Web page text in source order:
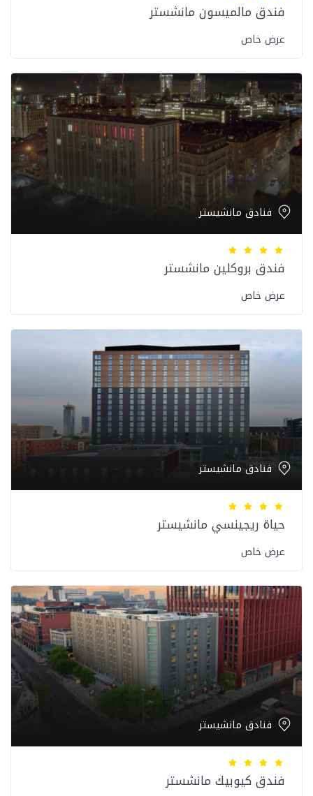
فندق مالميسون مانشستر
عرض خاص
فنادق مانشيستر
فندق بروكلين مانشستر
عرض خاص
فنادق مانشيستر
حياة ريجينسي مانشيستر
عرض خاص
فنادق مانشيستر
فندق كيوبيك مانشستر